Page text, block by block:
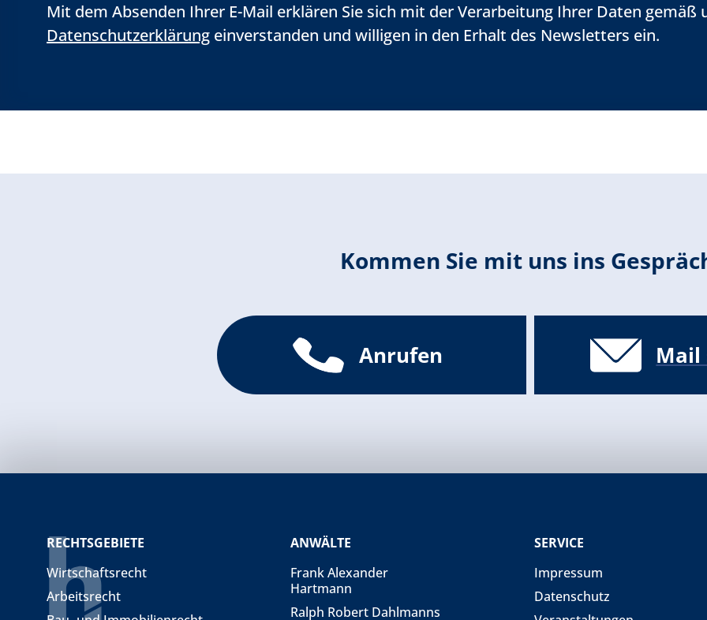
Mit dem Absenden Ihrer E-Mail erklären Sie sich mit der Verarbeitung Ihrer Daten gemäß
Datenschutzerklärung einverstanden und willigen in den Erhalt des Newsletters ein.
Kommen Sie mit uns ins
Anrufen Mail
RECHTSGEBIETE
Wirtschaftsrecht
Arbeitsrecht
ANWÄLTE
Frank Alexander
Hartmann
Ralph Robert Dahlmanns
SERVICE
Impressum
Datenschutz